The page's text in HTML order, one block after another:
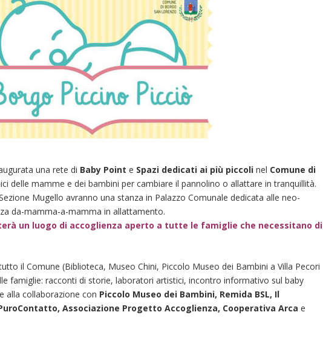
una rete di Baby Point e Spazi dedicati ai più piccoli nel Comune di
delle mamme e dei bambini per cambiare il pannolino o allattare in tranquillità.
Mugello avranno una stanza in Palazzo Comunale dedicata alle neo-
da-mamma-a-mamma in allattamento.
un luogo di accoglienza aperto a tutte le famiglie che necessitano di
il Comune (Biblioteca, Museo Chini, Piccolo Museo dei Bambini a Villa Pecori
famiglie: racconti di storie, laboratori artistici, incontro informativo sul baby
alla collaborazione con Piccolo Museo dei Bambini, Remida BSL, Il
Associazione Progetto Accoglienza, Cooperativa Arca e